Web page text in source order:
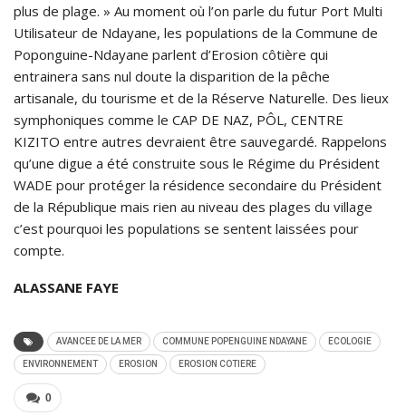
plus de plage. » Au moment où l’on parle du futur Port Multi
Utilisateur de Ndayane, les populations de la Commune de
Poponguine-Ndayane parlent d’Erosion côtière qui
entrainera sans nul doute la disparition de la pêche
artisanale, du tourisme et de la Réserve Naturelle. Des lieux
symphoniques comme le CAP DE NAZ, PÔL, CENTRE
KIZITO entre autres devraient être sauvegardé. Rappelons
qu’une digue a été construite sous le Régime du Président
WADE pour protéger la résidence secondaire du Président
de la République mais rien au niveau des plages du village
c’est pourquoi les populations se sentent laissées pour
compte.
ALASSANE FAYE
AVANCEE DE LA MER COMMUNE POPENGUINE NDAYANE ECOLOGIE
ENVIRONNEMENT EROSION EROSION COTIERE
0